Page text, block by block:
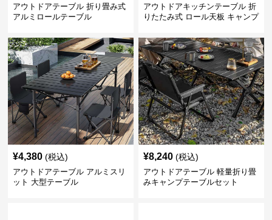
アウトドアテーブル 折り畳み式
アルミロールテーブル
アウトドアキッチンテーブル 折
りたたみ式 ロール天板 キャンプ
¥4,380 (税込)
アウトドアテーブル アルミスリ
ット 大型テーブル
¥8,240 (税込)
アウトドアテーブル 軽量折り畳
みキャンプテーブルセット